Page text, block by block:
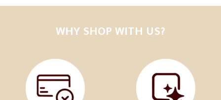
WHY SHOP WITH US?